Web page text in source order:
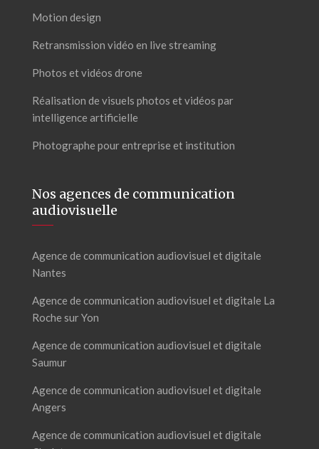
Motion design
Retransmission vidéo en live streaming
Photos et vidéos drone
Réalisation de visuels photos et vidéos par
intelligence artificielle
Photographe pour entreprise et institution
Nos agences de communication
audiovisuelle
Agence de communication audiovisuel et digitale
Nantes
Agence de communication audiovisuel et digitale La
Roche sur Yon
Agence de communication audiovisuel et digitale
Saumur
Agence de communication audiovisuel et digitale
Angers
Agence de communication audiovisuel et digitale